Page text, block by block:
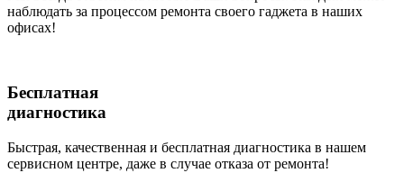
наблюдать за процессом ремонта своего гаджета в наших
офисах!
Бесплатная
диагностика
Быстрая, качественная и бесплатная диагностика в нашем
сервисном центре, даже в случае отказа от ремонта!